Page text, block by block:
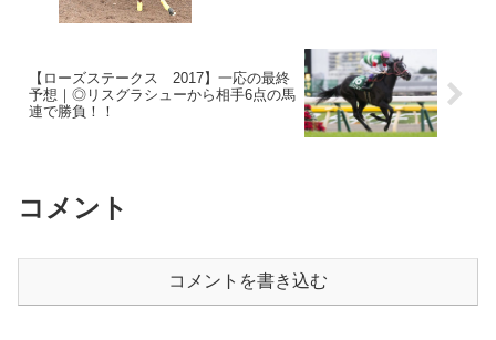
【ローズステークス 2017】一応の最終
予想｜◎リスグラシューから相手6点の馬
連で勝負！！
コメント
コメントを書き込む